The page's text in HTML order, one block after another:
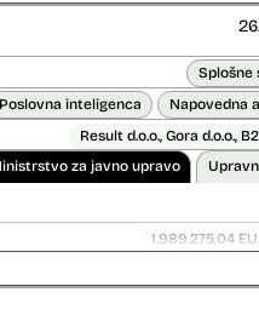
Splošne
Poslovna inteligenca Napovedna
Result d.o.o., Gora d.o.o.,
za javno upravo
1.989.275,04